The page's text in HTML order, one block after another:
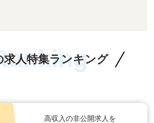
求人特集ランキング
高収入の非公開求人を